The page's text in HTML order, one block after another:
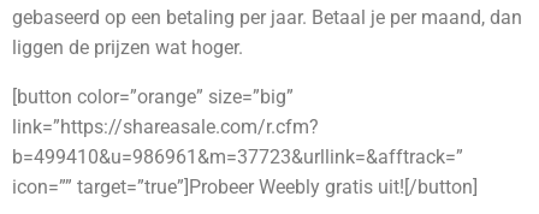
gebaseerd op een betaling per jaar. Betaal je per maand, dan
liggen de prijzen wat hoger.
[button color=”orange” size=”big”
link=”https://shareasale.com/r.cfm?
b=499410&u=986961&m=37723&urllink=&afftrack=”
icon=”” target=”true”]Probeer Weebly gratis uit![/button]